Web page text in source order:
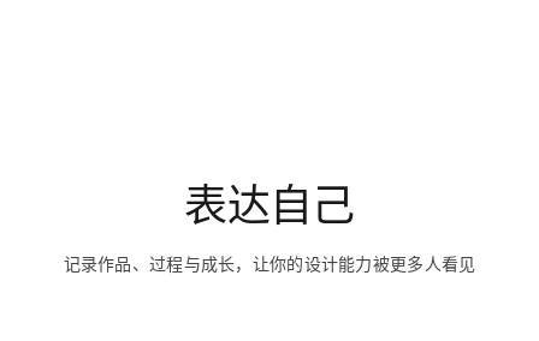
表达自己
记录作品、过程与成长，让你的设计能力被更多人看见